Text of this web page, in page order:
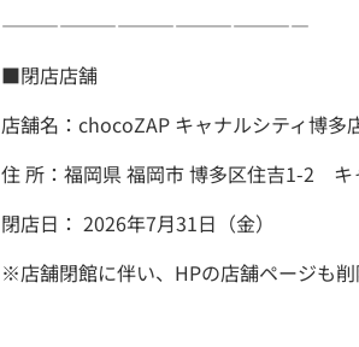
――――――――――――――――
■閉店店舗
店舗名：chocoZAP キャナルシティ博多
住 所：福岡県 福岡市 博多区住吉1-2
閉店日： 2026年7月31日（金）
※店舗閉館に伴い、HPの店舗ページも